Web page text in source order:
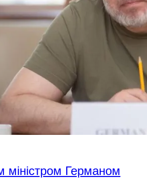
міністром Германом